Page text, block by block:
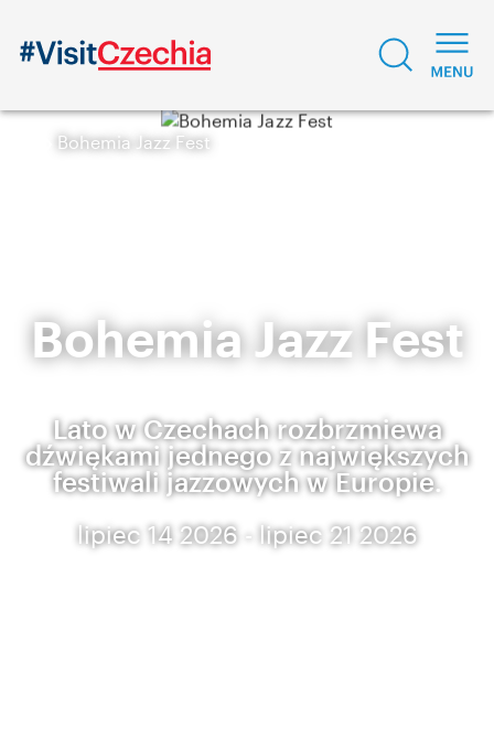
Bohemia Jazz Fest
Bohemia Jazz Fest
Lato w Czechach rozbrzmiewa
dźwiękami jednego z największych
festiwali jazzowych w Europie.
lipiec 14 2026 - lipiec 21 2026